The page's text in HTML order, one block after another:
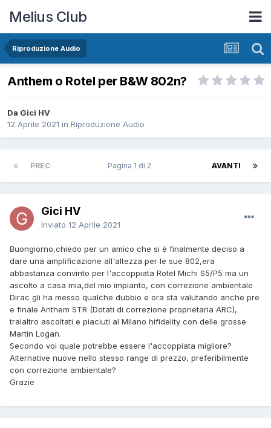
Melius Club
Riproduzione Audio
Anthem o Rotel per B&W 802n?
Da Gici HV
12 Aprile 2021 in Riproduzione Audio
PREC AVANTI
Pagina 1 di 2
Gici HV
Inviato 12 Aprile 2021
Buongiorno,chiedo per un amico che si è finalmente deciso a
dare una amplificazione all'altezza per le sue 802,era
abbastanza convinto per l'accoppiata Rotel Michi S5/P5 ma un
ascolto a casa mia,del mio impianto, con correzione ambientale
Dirac gli ha messo qualche dubbio e ora sta valutando anche pre
e finale Anthem STR (Dotati di correzione proprietaria ARC),
tralaltro ascoltati e piaciuti al Milano hifidelity con delle grosse
Martin Logan.
Secondo voi quale potrebbe essere l'accoppiata migliore?
Alternative nuove nello stesso range di prezzo, preferibilmente
con correzione ambientale?
Grazie